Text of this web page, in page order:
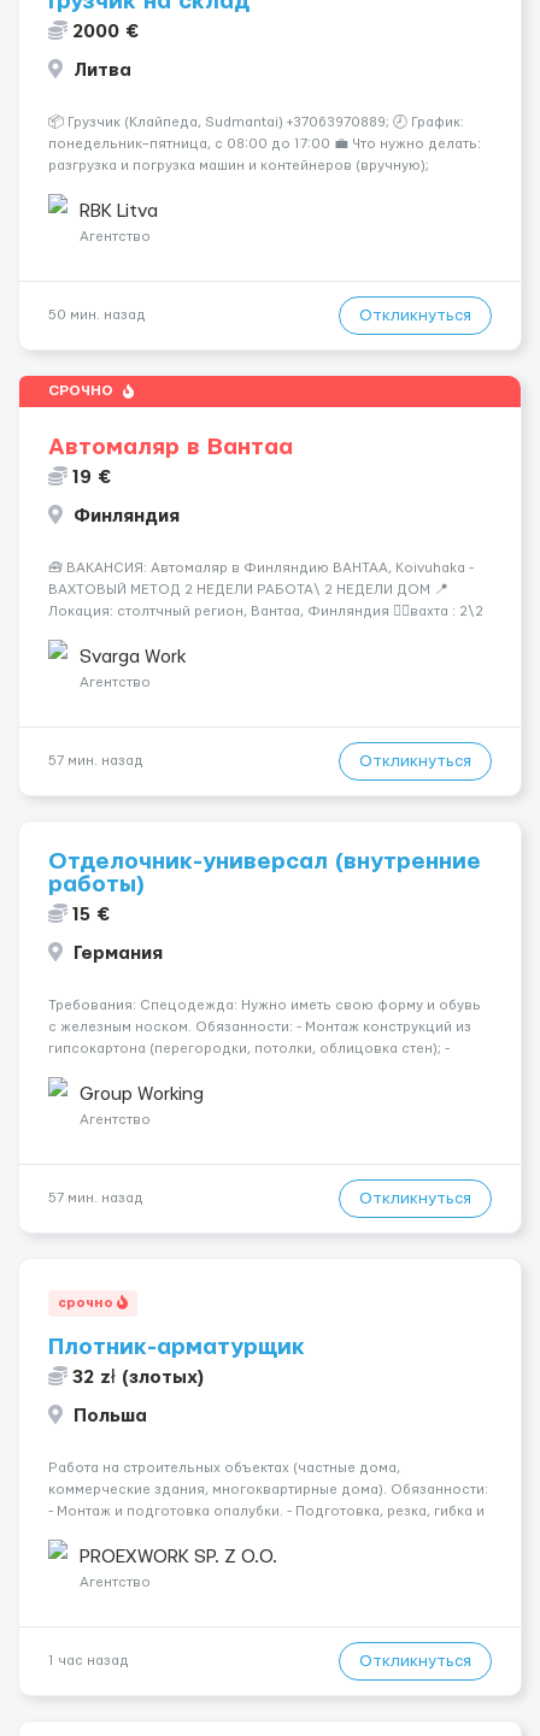
2000 €
Литва
📦 Грузчик (Клайпеда, Sudmantai) +37063970889; 🕗 График:
понедельник–пятница, с 08:00 до 17:00 💼 Что нужно делать:
разгрузка и погрузка машин и контейнеров (вручную);
выполнение других поручений заведующего складом. ✅
Требования: ...
RBK Litva
Агентство
50 мин. назад Откликнуться
СРОЧНО
Автомаляр в Вантаа
19 €
Финляндия
🧰 ВАКАНСИЯ: Автомаляр в Финляндию ВАНТАА, Koivuhaka -
ВАХТОВЫЙ МЕТОД 2 НЕДЕЛИ РАБОТА\ 2 НЕДЕЛИ ДОМ 📍
Локация: столтчный регион, Вантаа, Финляндия 👌🏻вахта : 2\2
час брутто 🏠 Жильё: предоставляется БЕСПЛАТНО 📞
Контакт: +3725672...
Svarga Work
Агентство
57 мин. назад Откликнуться
Отделочник-универсал (внутренние
работы)
15 €
Германия
Требования: Спецодежда: Нужно иметь свою форму и обувь
с железным носком. Обязанности: - Монтаж конструкций из
гипсокартона (перегородки, потолки, облицовка стен); -
малярных работ (шпатлевка, грунтовка, покраска); -
Штукатурные работы ...
Group Working
Агентство
57 мин. назад Откликнуться
срочно
Плотник-арматурщик
32 zł (злотых)
Польша
Работа на строительных объектах (частные дома,
коммерческие здания, многоквартирные дома). Обязанности:
- Монтаж и подготовка опалубки. - Подготовка, резка, гибка и
Связка арматурных стержней. - Заливка бетона. - Демонтаж
опалубки после за...
PROEXWORK SP. Z O.O.
Агентство
1 час назад Откликнуться